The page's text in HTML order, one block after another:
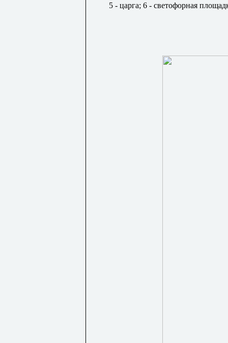
5 - царга; 6 - светофорная